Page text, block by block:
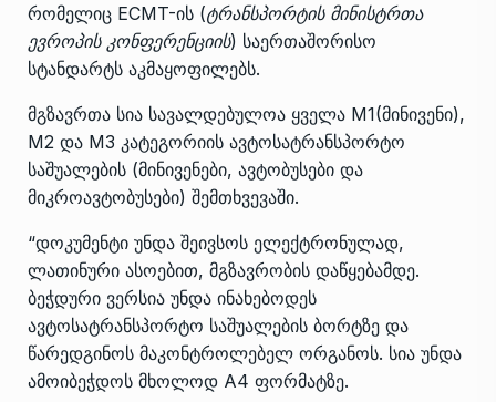
რომელიც ECMT-ის (ტრანსპორტის მინისტრთა
ევროპის კონფერენციის) საერთაშორისო
სტანდარტს აკმაყოფილებს.
მგზავრთა სია სავალდებულოა ყველა M1(მინივენი),
M2 და M3 კატეგორიის ავტოსატრანსპორტო
საშუალების (მინივენები, ავტობუსები და
მიკროავტობუსები) შემთხვევაში.
“დოკუმენტი უნდა შეივსოს ელექტრონულად,
ლათინური ასოებით, მგზავრობის დაწყებამდე.
ბეჭდური ვერსია უნდა ინახებოდეს
ავტოსატრანსპორტო საშუალების ბორტზე და
წარედგინოს მაკონტროლებელ ორგანოს. სია უნდა
ამოიბეჭდოს მხოლოდ A4 ფორმატზე.